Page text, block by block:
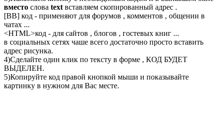
вместо слова text вставляем скопированный адрес .
[BB] код - применяют для форумов , комментов , общении в
чатах ...
<HTML>код - для сайтов , блогов , гостевых книг ...
в социальных сетях чаше всего достаточно просто вставить
адрес рисунка.
4)Сделайте один клик по тексту в форме , КОД БУДЕТ
ВЫДЕЛЕН.
5)Копируйте код правой кнопкой мыши и показывайте
картинку в нужном для Вас месте.